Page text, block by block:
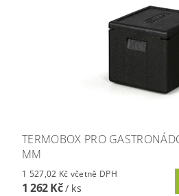
TERMOBOX PRO
MM
1 527,02 Kč včetně DPH
1 262 Kč/ ks